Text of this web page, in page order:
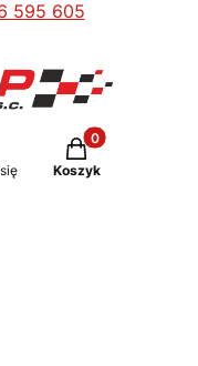
595 605
Produkty w
Koszyk